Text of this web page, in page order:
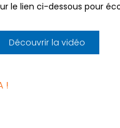
le lien ci-dessous pour
Découvrir la vidéo
!